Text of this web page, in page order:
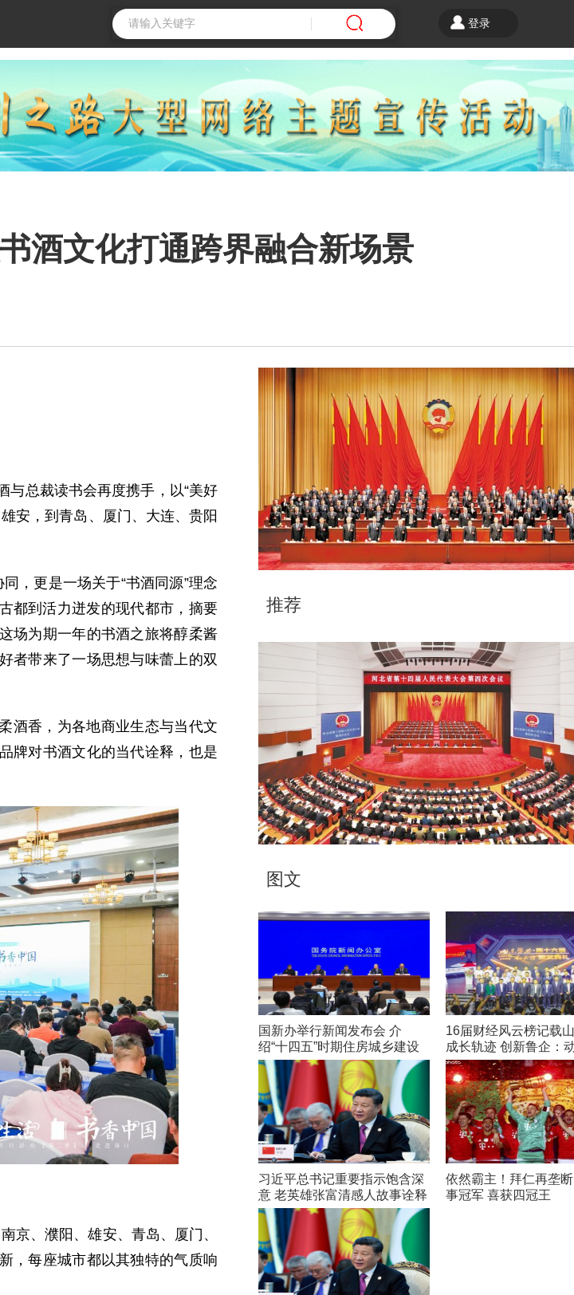
登录
酒文化打通跨界融合新场景
总裁读书会再度携手，以“美好
安，到青岛、厦门、大连、贵阳
，更是一场关于“书酒同源”理念
都到活力迸发的现代都市，摘要
场为期一年的书酒之旅将醇柔酱
者带来了一场思想与味蕾上的双
香，为各地商业生态与当代文
牌对书酒文化的当代诠释，也是
、濮阳、雄安、青岛、厦门、
，每座城市都以其独特的气质响
推荐
图文
国新办举行新闻发布会 介
绍“十四五”时期住房城乡建设
高质量发展成就
16届财经风云榜记载
成长轨迹 创新鲁企：
在路上
习近平总书记重要指示饱含深
意 老英雄张富清感人故事诠释
初心
依然霸主！拜仁再垄
事冠军 喜获四冠王